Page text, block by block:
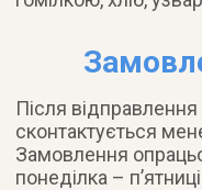
Після
сконтактується
Замовлення
понеділка – п’ятниці